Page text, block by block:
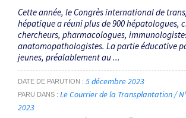
Cette année, le Congrès international de
hépatique a réuni plus de 900 hépatologues,
chercheurs, pharmacologues,
anatomopathologistes. La partie éducative
jeunes, préalablement au ...
DATE DE PARUTION 5 décembre 2023
PARU DANS
Le Courrier de la Transplantation /
2023